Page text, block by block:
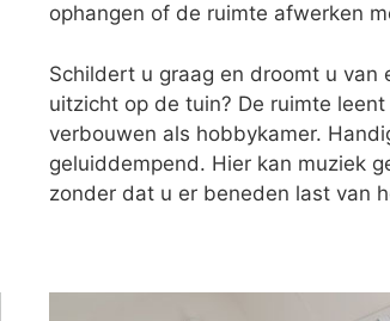
ophangen of de ruimte afwerken
Schildert u graag en droomt u van
uitzicht op de tuin? De ruimte
verbouwen als hobbykamer.
geluiddempend. Hier kan muziek
zonder dat u er beneden last van